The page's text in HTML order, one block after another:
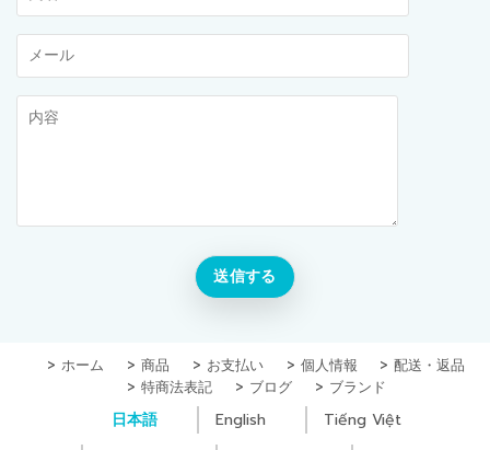
ホーム 商品 お支払い 個人情報
配送・返品
特商法表記
ブログ ブランド
日本語 English
Tiếng Việt